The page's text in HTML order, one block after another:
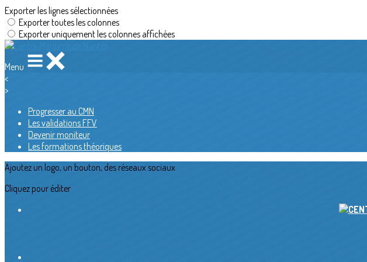
Exporter les lignes sélectionnées
Exporter toutes les colonnes
Exporter uniquement les colonnes affichées
Menu
<
>
Progresser au CMN
Les validations FFV
Devenir moniteur
Les formations théoriques
Ajoutez un logo, un bouton, des réseaux sociaux
Cliquez pour éditer